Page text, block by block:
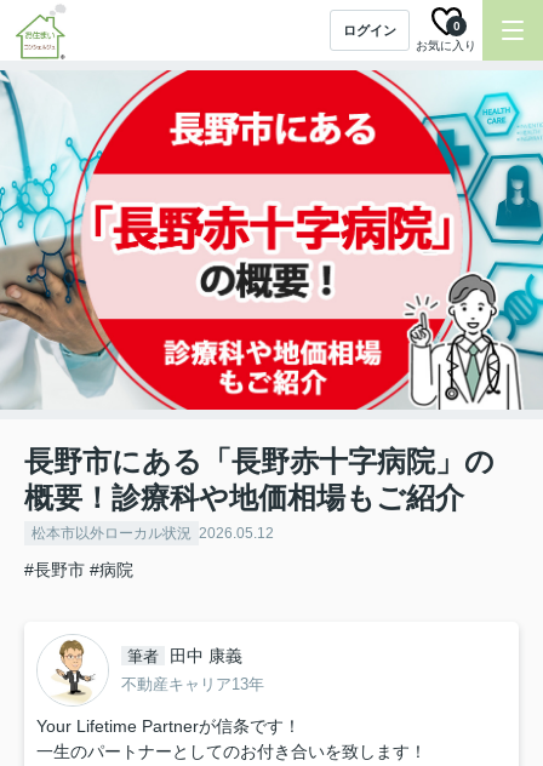
ログイン
お気に入り
0
長野市にある「長野赤十字病院」の
概要！診療科や地価相場もご紹介
松本市以外ローカル状況 2026.05.12
#長野市 #病院
筆者 田中 康義
不動産キャリア13年
Your Lifetime Partnerが信条です！
一生のパートナーとしてのお付き合いを致します！